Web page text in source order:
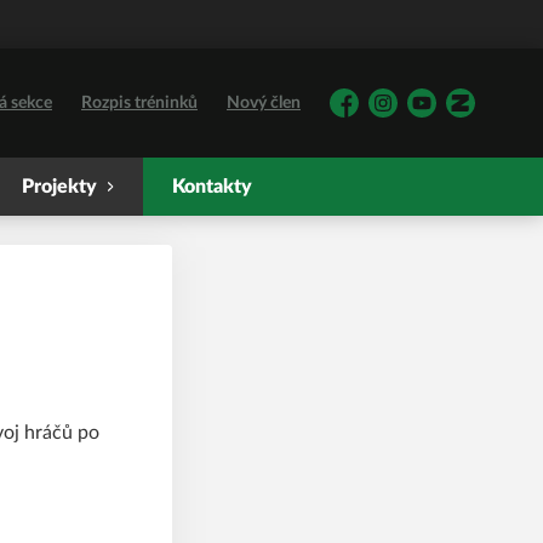
sekce Rozpis tréninků Nový člen
FacebookInstagramYouTubeZonerama
Projekty Kontakty
hráčů po